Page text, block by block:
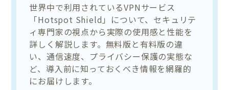
世界中で利用されているVPNサービス
「Hotspot Shield」について、セキュリテ
ィ専門家の視点から実際の使用感と性能を
詳しく解説します。無料版と有料版の違
い、通信速度、プライバシー保護の実態な
ど、導入前に知っておくべき情報を網羅的
にお届けします。